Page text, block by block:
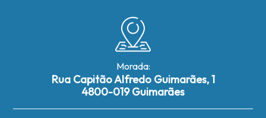
Morada:
Rua Capitão Alfredo Guimarães, 1
4800-019 Guimarães